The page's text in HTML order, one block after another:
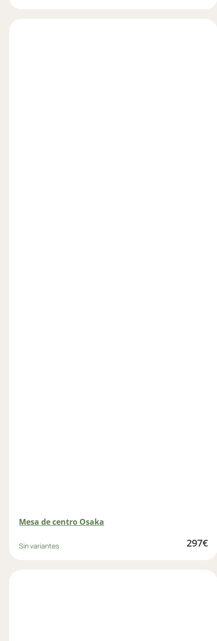
Mesa de centro Osaka
Sin variantes 297€